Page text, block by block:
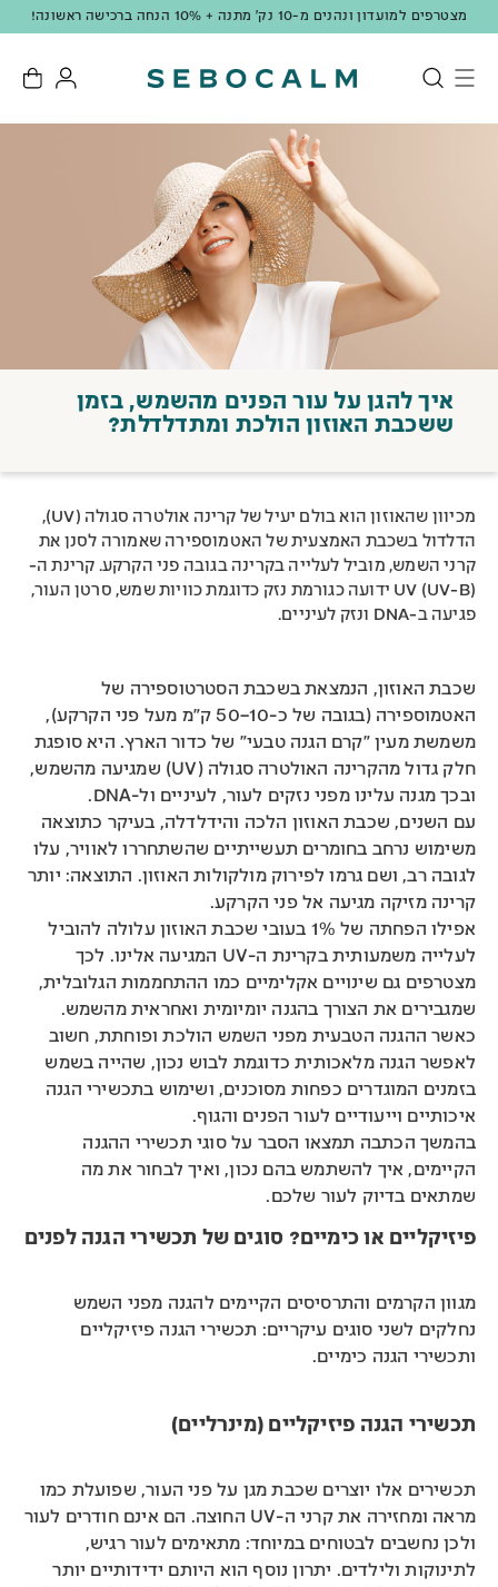
מצטרפים למועדון ונהנים מ-10 נק' מתנה + 10% הנחה ברכישה ראשונה!
איך להגן על עור הפנים מהשמש, בזמן
ששכבת האוזון הולכת ומתדלדלת?
מכיוון שהאוזון הוא בולם יעיל של קרינה אולטרה סגולה (UV),
הדלדול בשכבת האמצעית של האטמוספירה שאמורה לסנן את
קרני השמש, מוביל לעלייה בקרינה בגובה פני הקרקע. קרינת ה-
UV (UV-B) ידועה כגורמת נזק כדוגמת כוויות שמש, סרטן העור,
פגיעה ב-DNA ונזק לעיניים.
שכבת האוזון, הנמצאת בשכבת הסטרטוספירה של
האטמוספירה (בגובה של כ-10–50 ק"מ מעל פני הקרקע),
משמשת מעין "קרם הגנה טבעי" של כדור הארץ. היא סופגת
חלק גדול מהקרינה האולטרה סגולה (UV) שמגיעה מהשמש,
ובכך מגנה עלינו מפני נזקים לעור, לעיניים ול-DNA.
עם השנים, שכבת האוזון הלכה והידלדלה, בעיקר כתוצאה
משימוש נרחב בחומרים תעשייתיים שהשתחררו לאוויר, עלו
לגובה רב, ושם גרמו לפירוק מולקולות האוזון. התוצאה: יותר
קרינה מזיקה מגיעה אל פני הקרקע.
אפילו הפחתה של 1% בעובי שכבת האוזון עלולה להוביל
לעלייה משמעותית בקרינת ה-UV המגיעה אלינו. לכך
מצטרפים גם שינויים אקלימיים כמו ההתחממות הגלובלית,
שמגבירים את הצורך בהגנה יומיומית ואחראית מהשמש.
כאשר ההגנה הטבעית מפני השמש הולכת ופוחתת, חשוב
לאפשר הגנה מלאכותית כדוגמת לבוש נכון, שהייה בשמש
בזמנים המוגדרים כפחות מסוכנים, ושימוש בתכשירי הגנה
איכותיים וייעודיים לעור הפנים והגוף.
בהמשך הכתבה תמצאו הסבר על סוגי תכשירי ההגנה
הקיימים, איך להשתמש בהם נכון, ואיך לבחור את מה
שמתאים בדיוק לעור שלכם.
פיזיקליים או כימיים? סוגים של תכשירי הגנה לפנים
מגוון הקרמים והתרסיסים הקיימים להגנה מפני השמש
נחלקים לשני סוגים עיקריים: תכשירי הגנה פיזיקליים
ותכשירי הגנה כימיים.
תכשירי הגנה פיזיקליים (מינרליים)
תכשירים אלו יוצרים שכבת מגן על פני העור, שפועלת כמו
מראה ומחזירה את קרני ה-UV החוצה. הם אינם חודרים לעור
ולכן נחשבים לבטוחים במיוחד: מתאימים לעור רגיש,
לתינוקות ולילדים. יתרון נוסף הוא היותם ידידותיים יותר